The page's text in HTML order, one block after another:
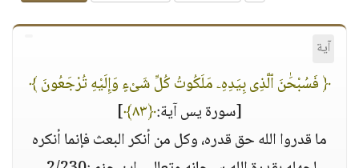
آية
﴿ فَسُبْحَٰنَ ٱلَّذِى بِيَدِهِۦ مَلَكُوتُ كُلِّ شَىْءٍ وَإِلَيْهِ تُرْجَعُونَ ﴾
[سورة يس آية:﴿٨٣﴾
]
ما قدروا الله حق قدره، وكل من أنكر البعث فإنما أنكره